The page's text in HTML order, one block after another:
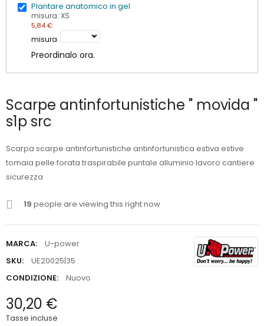
Plantare anatomico in gel
misura: XS
5,84 €
misura
Preordinalo ora.
Scarpe antinfortunistiche " movida "
s1p src
Scarpa scarpe antinfortunistiche antinfortunistica estiva estive
tomaia pelle forata traspirabile puntale alluminio lavoro cantiere
sicurezza
19 people are viewing this right now
MARCA:
U-power
SKU:
UE20025|35
CONDIZIONE:
Nuovo
30,20 €
Tasse incluse